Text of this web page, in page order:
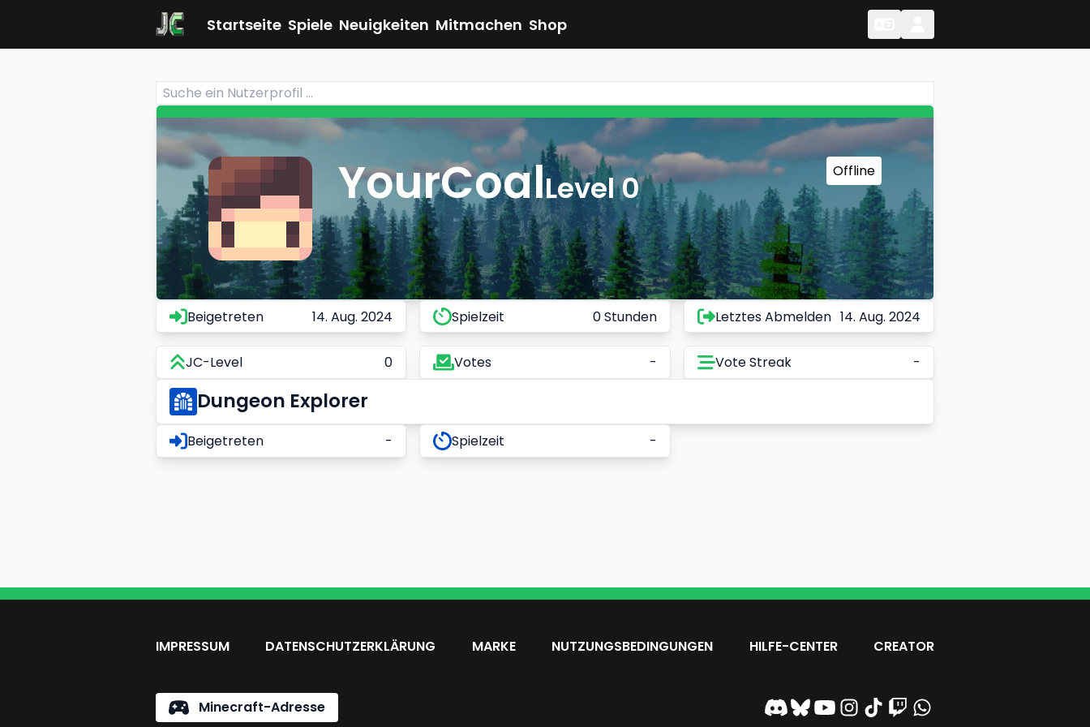
Startseite Spiele Neuigkeiten Mitmachen Shop
YourCoalLevel 0 Offline
Beigetreten 14. Aug. 2024 Spielzeit 0 Stunden Letztes Abmelden 14. Aug. 2024
JC-Level 0 Votes - Vote Streak -
Dungeon Explorer
Beigetreten - Spielzeit -
IMPRESSUM DATENSCHUTZERKLÄRUNG MARKE NUTZUNGSBEDINGUNGEN HILFE-CENTER CREATOR
Minecraft-Adresse